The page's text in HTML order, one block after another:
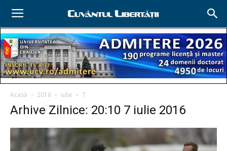
Acasă 2016 iulie 7
Arhive Zilnice: 20:10 7 iulie 2016